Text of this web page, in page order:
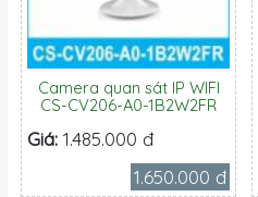
Camera quan sát IP WIFI
CS-CV206-A0-1B2W2FR
Giá: 1.485.000 đ
1.650.000 đ